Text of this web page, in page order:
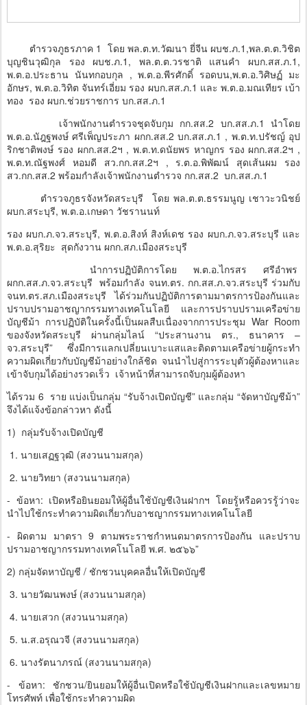
ตำรวจภูธรภาค 1 โดย พล.ต.ท.วัฒนา ยี่จีน ผบช.ภ.1,พล.ต.ต.วิชิต
บุญชินวุฒิกุล รอง ผบช.ภ.1, พล.ต.ต.วรชาติ แสนคำ ผบก.สส.ภ.1,
พ.ต.อ.ประธาน นันทกอบกุล , พ.ต.อ.พีรศักดิ์ รอดบน,พ.ต.อ.วิศิษฏ์ มะ
อักษร, พ.ต.อ.วิทิต จันทร์เอี่ยม รอง ผบก.สส.ภ.1 และ พ.ต.อ.มณเทียร เบ้า
ทอง รอง ผบก.ช่วยราชการ บก.สส.ภ.1
เจ้าพนักงานตำรวจชุดจับกุม กก.สส.2 บก.สส.ภ.1 นำโดย
พ.ต.อ.นัฎฐพงษ์ ศรีเพ็ญประภา ผกก.สส.2 บก.สส.ภ.1 , พ.ต.ท.ปรัชญ์ อุป
ริกชาติพงษ์ รอง ผกก.สส.2ฯ , พ.ต.ท.ดนัยพร หาญกร รอง ผกก.สส.2ฯ ,
พ.ต.ท.ณัฐพงศ์ หอมดี สว.กก.สส.2ฯ , ร.ต.อ.พิพัฒน์ สุดเส้นผม รอง
สว.กก.สส.2 พร้อมกำลังเจ้าพนักงานตำรวจ กก.สส.2 บก.สส.ภ.1
ตำรวจภูธรจังหวัดสระบุรี โดย พล.ต.ต.ธรรมนูญ เชาวะวนิชย์
ผบก.สระบุรี, พ.ต.อ.เกษดา วัชรานนท์
รอง ผบก.ภ.จว.สระบุรี, พ.ต.อ.สิงห์ สิงห์เดช รอง ผบก.ภ.จว.สระบุรี และ
พ.ต.อ.สุริยะ สุดกังวาน ผกก.สภ.เมืองสระบุรี
นำการปฏิบัติการโดย พ.ต.อ.ไกรสร ศรีอำพร
ผกก.สส.ภ.จว.สระบุรี พร้อมกำลัง จนท.ตร. กก.สส.ภ.จว.สระบุรี ร่วมกับ
จนท.ตร.สภ.เมืองสระบุรี ได้ร่วมกันปฏิบัติการตามมาตรการป้องกันและ
ปราบปรามอาชญากรรมทางเทคโนโลยี และการปราบปรามเครือข่าย
บัญชีม้า การปฏิบัติในครั้งนี้เป็นผลสืบเนื่องจากการประชุม War Room
ของจังหวัดสระบุรี ผ่านกลุ่มไลน์ “ประสานงาน ตร., ธนาคาร –
จว.สระบุรี” ซึ่งมีการแลกเปลี่ยนเบาะแสและติดตามเครือข่ายผู้กระทำ
ความผิดเกี่ยวกับบัญชีม้าอย่างใกล้ชิด จนนำไปสู่การระบุตัวผู้ต้องหาและ
เข้าจับกุมได้อย่างรวดเร็ว เจ้าหน้าที่สามารถจับกุมผู้ต้องหา
ได้รวม 6 ราย แบ่งเป็นกลุ่ม “รับจ้างเปิดบัญชี” และกลุ่ม “จัดหาบัญชีม้า”
จึงได้แจ้งข้อกล่าวหา ดังนี้
1) กลุ่มรับจ้างเปิดบัญชี
1. นายเสฏฐวุฒิ (สงวนนามสกุล)
2. นายวิทยา (สงวนนามสกุล)
- ข้อหา: เปิดหรือยินยอมให้ผู้อื่นใช้บัญชีเงินฝากฯ โดยรู้หรือควรรู้ว่าจะ
นำไปใช้กระทำความผิดเกี่ยวกับอาชญากรรมทางเทคโนโลยี
- ผิดตาม มาตรา 9 ตามพระราชกำหนดมาตรการป้องกัน และปราบ
ปรามอาชญากรรมทางเทคโนโลยี พ.ศ. ๒๕๖๖”
2) กลุ่มจัดหาบัญชี / ชักชวนบุคคลอื่นให้เปิดบัญชี
3. นายวัฒนพงษ์ (สงวนนามสกุล)
4. นายเสวก (สงวนนามสกุล)
5. น.ส.อรุณวจี (สงวนนามสกุล)
6. นางรัตนาภรณ์ (สงวนนามสกุล)
- ข้อหา: ชักชวน/ยินยอมให้ผู้อื่นเปิดหรือใช้บัญชีเงินฝากและเลขหมาย
โทรศัพท์ เพื่อใช้กระทำความผิด